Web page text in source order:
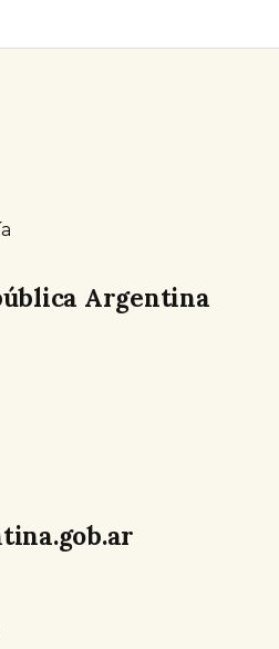
Argentina